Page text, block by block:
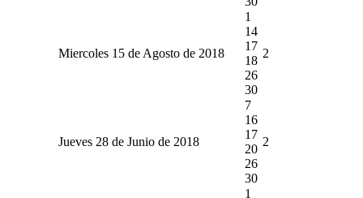
Miercoles 15 de Agosto de 2018
1
14
17
18
26
30
2
Jueves 28 de Junio de 2018
7
16
17
20
26
30
2
1